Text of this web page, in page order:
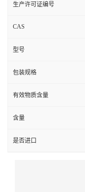
生产许可证编号
CAS
型号
包装规格
有效物质含量
含量
是否进口